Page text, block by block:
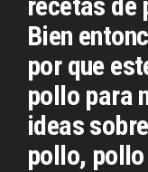
Bien
por que
pollo para
ideas
pollo,